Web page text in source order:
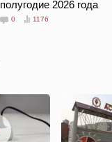
полугодие 2026 года
0 1176